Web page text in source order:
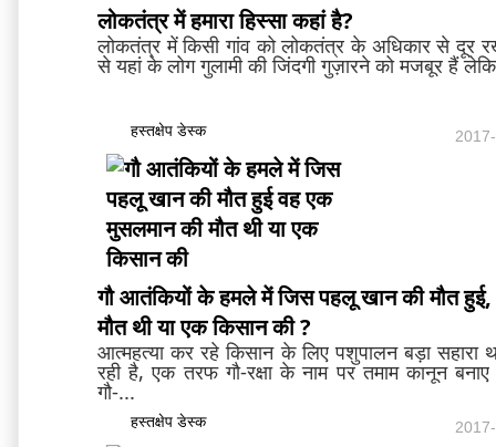
लोकतंत्र में हमारा हिस्सा कहां है?
लोकतंत्र में किसी गांव को लोकतंत्र के अधिकार से दूर
से यहां के लोग गुलामी की जिंदगी गुज़ारने को मजबूर हैं
हस्तक्षेप डेस्क
गौ आतंकियों के हमले में जिस पहलू खान की मौत
मौत थी या एक किसान की ?
आत्महत्या कर रहे किसान के लिए पशुपालन बड़ा सहारा
रही है, एक तरफ गौ-रक्षा के नाम पर तमाम कानून
गौ-...
हस्तक्षेप डेस्क